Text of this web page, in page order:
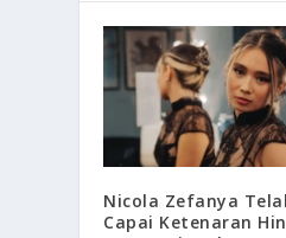
Nicola Zefanya
Capai Ketenaran